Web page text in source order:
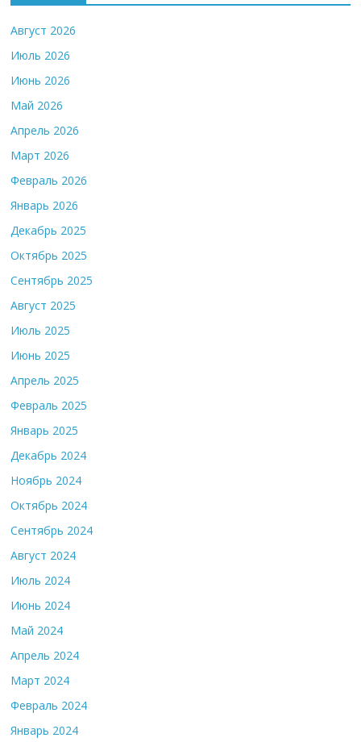
Август 2026
Июль 2026
Июнь 2026
Май 2026
Апрель 2026
Март 2026
Февраль 2026
Январь 2026
Декабрь 2025
Октябрь 2025
Сентябрь 2025
Август 2025
Июль 2025
Июнь 2025
Апрель 2025
Февраль 2025
Январь 2025
Декабрь 2024
Ноябрь 2024
Октябрь 2024
Сентябрь 2024
Август 2024
Июль 2024
Июнь 2024
Май 2024
Апрель 2024
Март 2024
Февраль 2024
Январь 2024